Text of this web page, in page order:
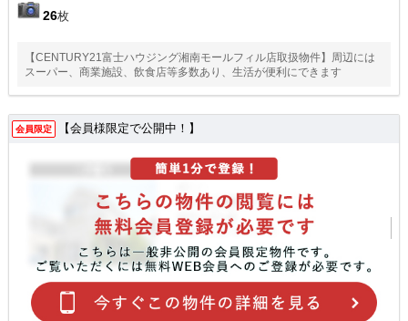
26枚
【CENTURY21富士ハウジング湘南モールフィル店取扱物件】周辺には
スーパー、商業施設、飲食店等多数あり、生活が便利にできます
会員限定 【会員様限定で公開中！】